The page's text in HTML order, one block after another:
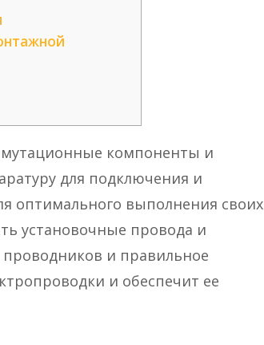
компоненты и
для подключения и
оптимального выполнения своих
установочные провода и
и правильное
и обеспечит ее